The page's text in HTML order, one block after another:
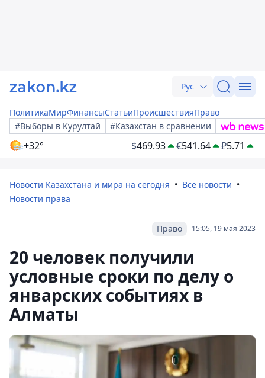
Рус
ПолитикаМирФинансыСтатьиПроисшествияПраво
#Выборы в Курултай
#Казахстан в сравнении
+32° $469.93 €541.64 ₽5.71
Новости Казахстана и мира на сегодня
Все новости
Новости права
15:05, 19 мая 2023
Право
20 человек получили
условные сроки по делу о
январских событиях в
Алматы